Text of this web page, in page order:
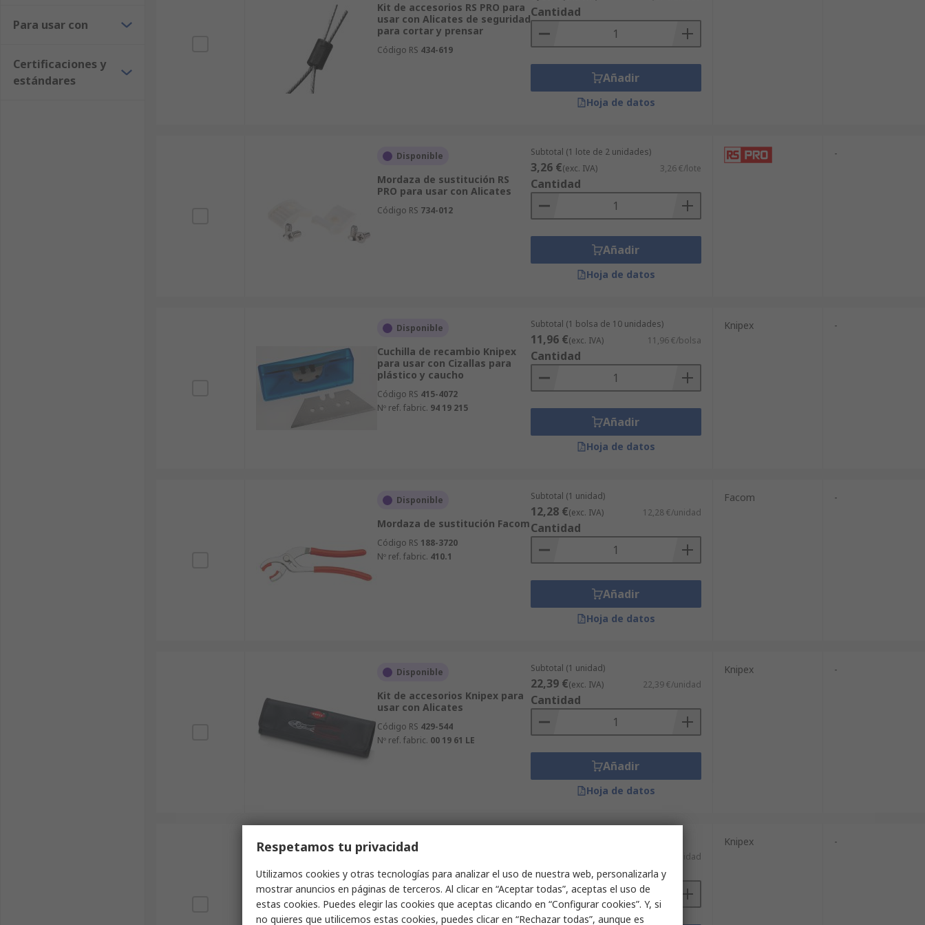
Para usar con
Certificaciones y
estándares
Kit de accesorios RS PRO para
usar con Alicates de seguridad
para cortar y prensar
Código RS 434-619
Cantidad
Añadir
Hoja de datos
Disponible
Mordaza de sustitución RS
PRO para usar con Alicates
Código RS 734-012
Subtotal (1 lote de 2 unidades)
3,26 €(exc. IVA) 3,26 €/lote
Cantidad
Añadir
Hoja de datos
-
Disponible
Cuchilla de recambio Knipex
para usar con Cizallas para
plástico y caucho
Código RS 415-4072
Nº ref. fabric. 94 19 215
Subtotal (1 bolsa de 10 unidades)
11,96 €(exc. IVA) 11,96 €/bolsa
Cantidad
Añadir
Hoja de datos
Knipex -
Disponible
Mordaza de sustitución Facom
Código RS 188-3720
Nº ref. fabric. 410.1
Subtotal (1 unidad)
12,28 €(exc. IVA) 12,28 €/unidad
Cantidad
Añadir
Hoja de datos
Facom -
Disponible
Kit de accesorios Knipex para
usar con Alicates
Código RS 429-544
Nº ref. fabric. 00 19 61 LE
Subtotal (1 unidad)
22,39 €(exc. IVA) 22,39 €/unidad
Cantidad
Añadir
Hoja de datos
Knipex -
Disponible
Puntas de alicates para
arandelas Knipex para usar
con Para todas las
herramientas con
KNIPEXtend, para dispositivos
8,18 €/unidad
Cantidad
Knipex -
Respetamos tu privacidad
Utilizamos cookies y otras tecnologías para analizar el uso de nuestra web, personalizarla y
mostrar anuncios en páginas de terceros. Al clicar en “Aceptar todas”, aceptas el uso de
estas cookies. Puedes elegir las cookies que aceptas clicando en “Configurar cookies”. Y, si
no quieres que utilicemos estas cookies, puedes clicar en “Rechazar todas”, aunque es